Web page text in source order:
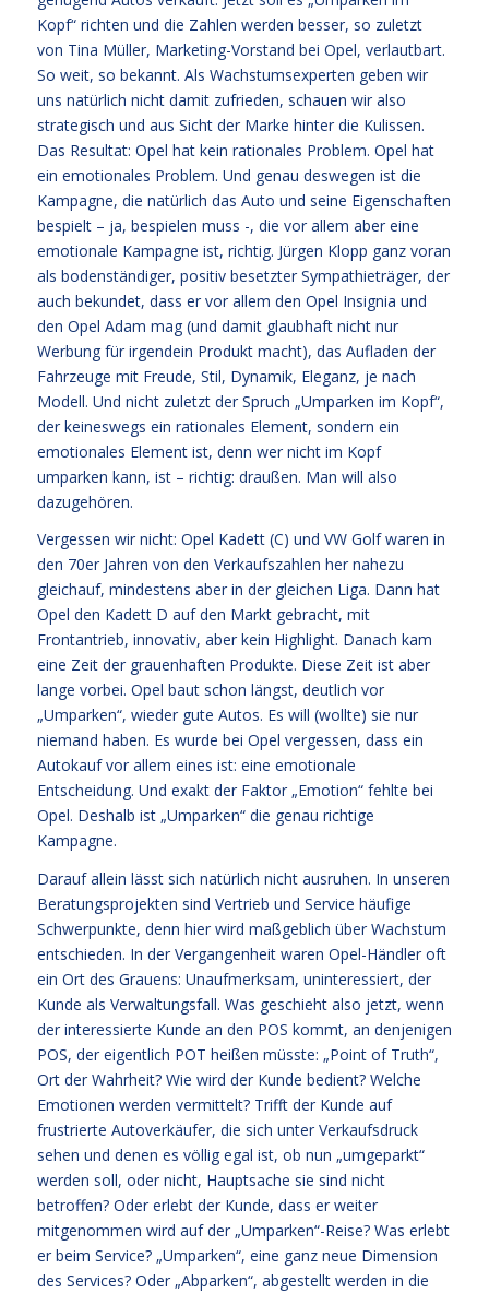
Kopf“ richten und die Zahlen werden besser, so zuletzt
von Tina Müller, Marketing-Vorstand bei Opel, verlautbart.
So weit, so bekannt. Als Wachstumsexperten geben wir
uns natürlich nicht damit zufrieden, schauen wir also
strategisch und aus Sicht der Marke hinter die Kulissen.
Das Resultat: Opel hat kein rationales Problem. Opel hat
ein emotionales Problem. Und genau deswegen ist die
Kampagne, die natürlich das Auto und seine Eigenschaften
bespielt – ja, bespielen muss -, die vor allem aber eine
emotionale Kampagne ist, richtig. Jürgen Klopp ganz voran
als bodenständiger, positiv besetzter Sympathieträger, der
auch bekundet, dass er vor allem den Opel Insignia und
den Opel Adam mag (und damit glaubhaft nicht nur
Werbung für irgendein Produkt macht), das Aufladen der
Fahrzeuge mit Freude, Stil, Dynamik, Eleganz, je nach
Modell. Und nicht zuletzt der Spruch „Umparken im Kopf“,
der keineswegs ein rationales Element, sondern ein
emotionales Element ist, denn wer nicht im Kopf
umparken kann, ist – richtig: draußen. Man will also
dazugehören.
Vergessen wir nicht: Opel Kadett (C) und VW Golf waren in
den 70er Jahren von den Verkaufszahlen her nahezu
gleichauf, mindestens aber in der gleichen Liga. Dann hat
Opel den Kadett D auf den Markt gebracht, mit
Frontantrieb, innovativ, aber kein Highlight. Danach kam
eine Zeit der grauenhaften Produkte. Diese Zeit ist aber
lange vorbei. Opel baut schon längst, deutlich vor
„Umparken“, wieder gute Autos. Es will (wollte) sie nur
niemand haben. Es wurde bei Opel vergessen, dass ein
Autokauf vor allem eines ist: eine emotionale
Entscheidung. Und exakt der Faktor „Emotion“ fehlte bei
Opel. Deshalb ist „Umparken“ die genau richtige
Kampagne.
Darauf allein lässt sich natürlich nicht ausruhen. In unseren
Beratungsprojekten sind Vertrieb und Service häufige
Schwerpunkte, denn hier wird maßgeblich über Wachstum
entschieden. In der Vergangenheit waren Opel-Händler oft
ein Ort des Grauens: Unaufmerksam, uninteressiert, der
Kunde als Verwaltungsfall. Was geschieht also jetzt, wenn
der interessierte Kunde an den POS kommt, an denjenigen
POS, der eigentlich POT heißen müsste: „Point of Truth“,
Ort der Wahrheit? Wie wird der Kunde bedient? Welche
Emotionen werden vermittelt? Trifft der Kunde auf
frustrierte Autoverkäufer, die sich unter Verkaufsdruck
sehen und denen es völlig egal ist, ob nun „umgeparkt“
werden soll, oder nicht, Hauptsache sie sind nicht
betroffen? Oder erlebt der Kunde, dass er weiter
mitgenommen wird auf der „Umparken“-Reise? Was erlebt
er beim Service? „Umparken“, eine ganz neue Dimension
des Services? Oder „Abparken“, abgestellt werden in die